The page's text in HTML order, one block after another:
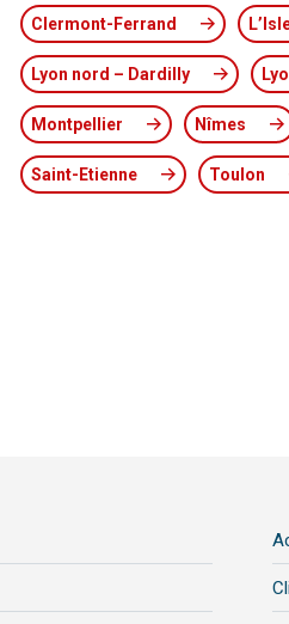
Clermont-Ferrand
Lyon nord – Dardilly
Montpellier Nîmes
Saint-Etienne Toulon